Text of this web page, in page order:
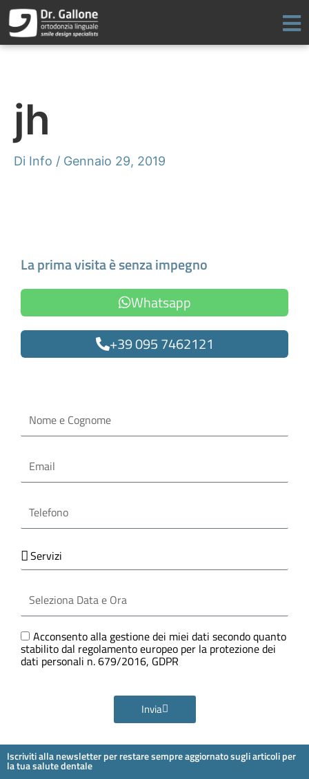
contenuto
jh
Di Info / Gennaio 29, 2019
La prima visita è senza impegno
Whatsapp
+39 095 7462121
Cognome
Servizi
Data
e
GDPR
Acconsento alla gestione dei miei dati secondo quanto
stabilito dal regolamento europeo per la protezione dei
dati personali n. 679/2016, GDPR
Invia
Iscriviti alla newsletter per restare sempre aggiornato sugli articoli per
la tua salute dentale